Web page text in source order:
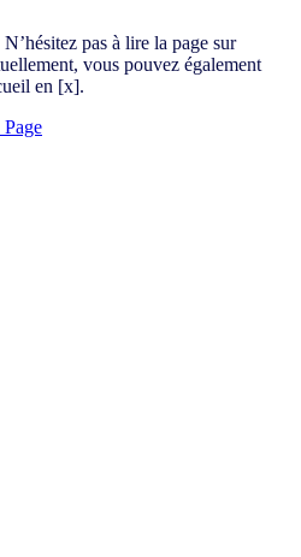
pas à lire la page sur
vous pouvez également
en [x].